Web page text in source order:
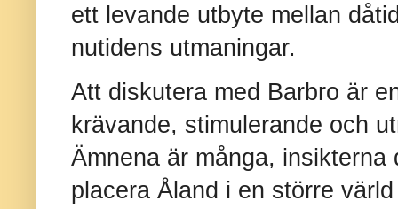
ett levande utbyte mellan
nutidens utmaningar.
Att diskutera med Barbro är
krävande, stimulerande och
Ämnena är många,
placera Åland i en större